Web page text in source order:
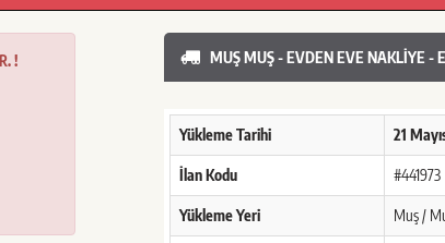
MUŞ MUŞ - EVDEN EVE NAKLIYE -
Yükleme Tarihi 21
İlan Kodu #441973
Yükleme Yeri Muş /
!